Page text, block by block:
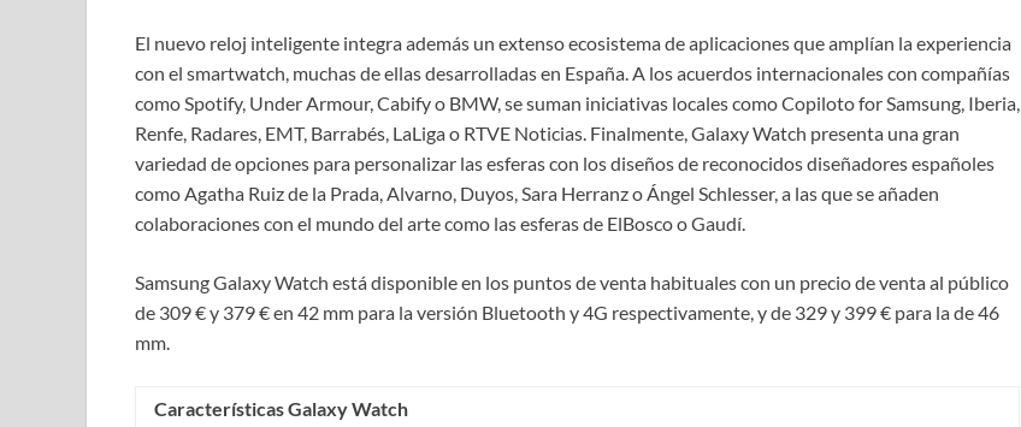
El nuevo reloj inteligente integra además un extenso ecosistema de aplicaciones que amplían la experiencia
con el smartwatch, muchas de ellas desarrolladas en España. A los acuerdos internacionales con compañías
como Spotify, Under Armour, Cabify o BMW, se suman iniciativas locales como Copiloto for Samsung, Iberia,
Renfe, Radares, EMT, Barrabés, LaLiga o RTVE Noticias. Finalmente, Galaxy Watch presenta una gran
variedad de opciones para personalizar las esferas con los diseños de reconocidos diseñadores españoles
como Agatha Ruiz de la Prada, Alvarno, Duyos, Sara Herranz o Ángel Schlesser, a las que se añaden
colaboraciones con el mundo del arte como las esferas de ElBosco o Gaudí.
Samsung Galaxy Watch está disponible en los puntos de venta habituales con un precio de venta al público
de 309 € y 379 € en 42 mm para la versión Bluetooth y 4G respectivamente, y de 329 y 399 € para la de 46
mm.
Características Galaxy Watch